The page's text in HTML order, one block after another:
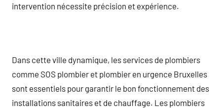
intervention nécessite précision et expérience.
Dans cette ville dynamique, les services de plombiers
comme SOS plombier et plombier en urgence Bruxelles
sont essentiels pour garantir le bon fonctionnement des
installations sanitaires et de chauffage. Les plombiers